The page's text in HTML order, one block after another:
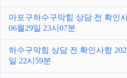
마포구하수구막힘 상담 전 확인
06월29일 23시07분
하수구막힘 상담 전 확인사항
일 22시59분